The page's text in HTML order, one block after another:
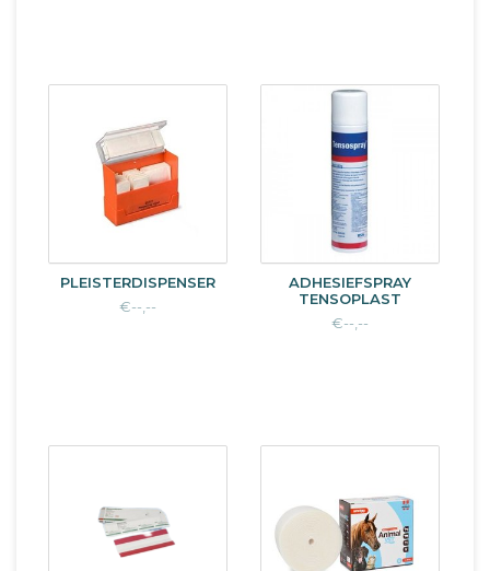
PLEISTERDISPENSER
€--,--
ADHESIEFSPRAY
TENSOPLAST
€--,--